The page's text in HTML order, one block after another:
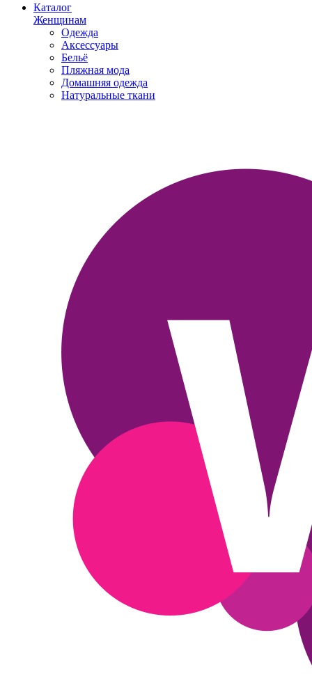
Каталог
Женщинам
Одежда
Аксессуары
Бельё
Пляжная мода
Домашняя одежда
Натуральные ткани